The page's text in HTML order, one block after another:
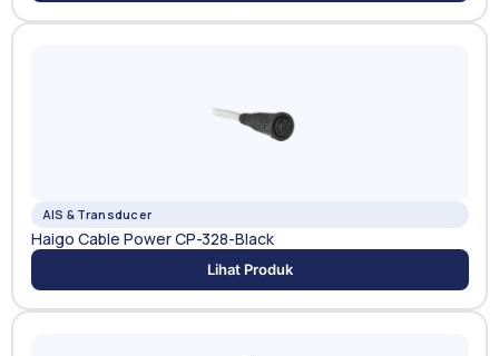
AIS & Transducer
Haigo Cable Power CP-328-Black
Lihat Produk